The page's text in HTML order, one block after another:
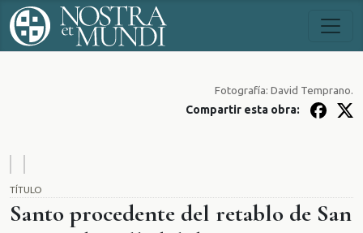
TÍTULO
Santo procedente del retablo de San
Fotografía: David Temprano.
Compartir esta obra: